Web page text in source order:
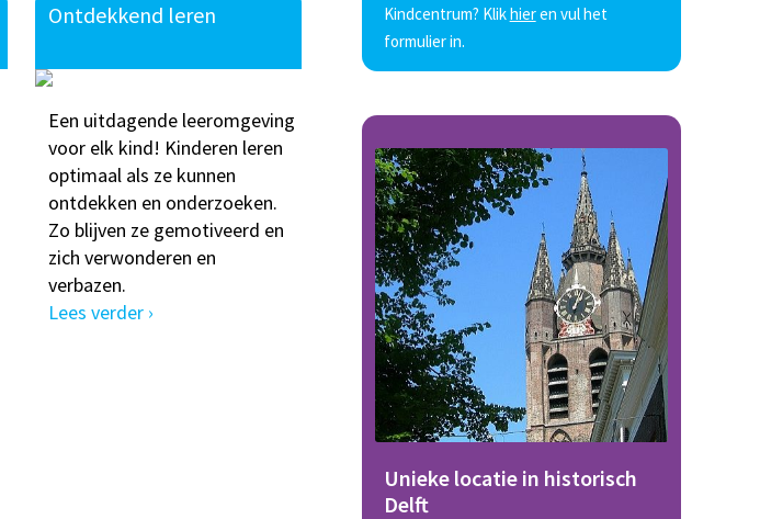
Ontdekkend leren
Een uitdagende leeromgeving
voor elk kind! Kinderen leren
optimaal als ze kunnen
ontdekken en onderzoeken.
Zo blijven ze gemotiveerd en
zich verwonderen en
verbazen.
Lees verder ›
Kindcentrum? Klikhieren vul het
formulier in.
Unieke locatie in historisch
Delft